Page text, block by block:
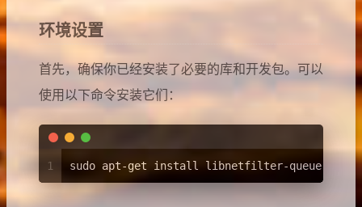
环境设置
首先，确保你已经安装了必要的库和开发包。可以
使用以下命令安装它们：
1 sudo apt-get install libnetfilter-queue-dev